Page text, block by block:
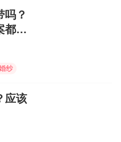
吗？
都在
纱
应该